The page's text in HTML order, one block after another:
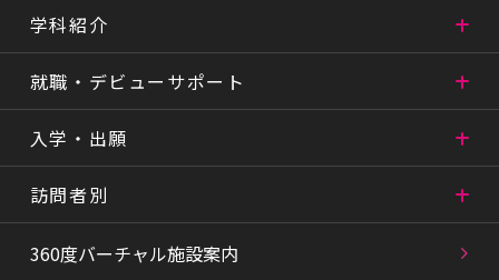
学科紹介
就職・デビューサポート
入学・出願
訪問者別
360度バーチャル施設案内